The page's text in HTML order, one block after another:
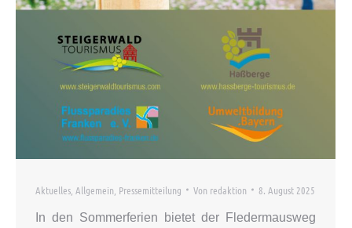
Aktuelles Allgemein Pressemitteilung Von redaktion 8. August 2025
In den Sommerferien bietet der Fledermausweg